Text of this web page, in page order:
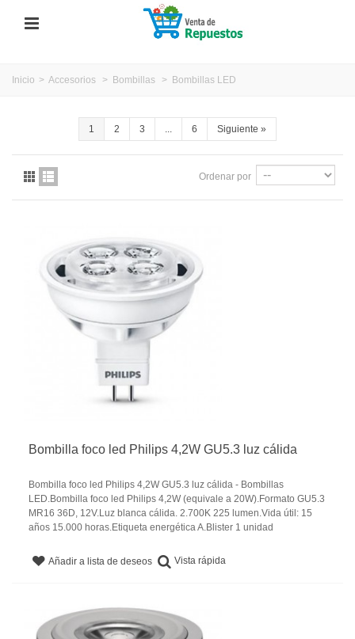
Inicio > Accesorios > Bombillas > Bombillas LED
1 2 3 ... 6 Siguiente »
Ordenar por
Bombilla foco led Philips 4,2W GU5.3 luz cálida
Bombilla foco led Philips 4,2W GU5.3 luz cálida - Bombillas
LED.Bombilla foco led Philips 4,2W (equivale a 20W).Formato GU5.3
MR16 36D, 12V.Luz blanca cálida. 2.700K 225 lumen.Vida útil: 15
años 15.000 horas.Etiqueta energética A.Blister 1 unidad
Añadir a lista de deseos Vista rápida